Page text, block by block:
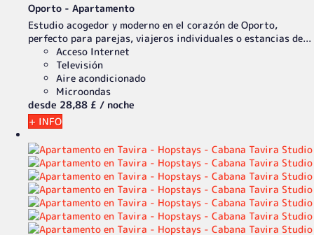
Oporto - Apartamento
Estudio acogedor y moderno en el corazón de Oporto,
perfecto para parejas, viajeros individuales o estancias de...
Acceso Internet
Televisión
Aire acondicionado
Microondas
desde 28,88 £ / noche
+ INFO